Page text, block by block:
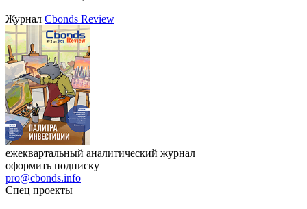
VIII международная конференция «Рынок капитала
Республики Узбекистан»
17.09.2026, Ташкент
ЖурналCbonds Review